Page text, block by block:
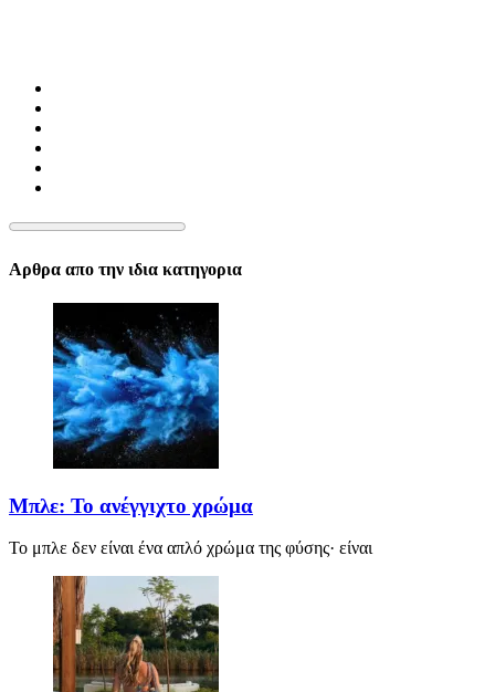
Αρθρα απο την ιδια κατηγορια
Μπλε: Το ανέγγιχτο χρώμα
Το μπλε δεν είναι ένα απλό χρώμα της φύσης· είναι